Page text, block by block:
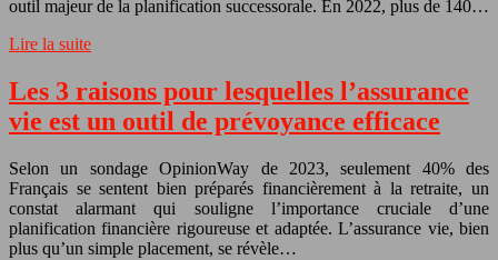
outil majeur de la planification successorale. En 2022, plus de 140…
Lire la suite
Les 3 raisons pour lesquelles l’assurance
vie est un outil de prévoyance efficace
Selon un sondage OpinionWay de 2023, seulement 40% des
Français se sentent bien préparés financièrement à la retraite, un
constat alarmant qui souligne l’importance cruciale d’une
planification financière rigoureuse et adaptée. L’assurance vie, bien
plus qu’un simple placement, se révèle…